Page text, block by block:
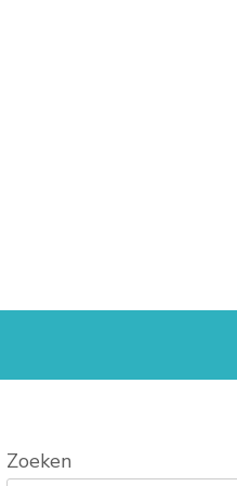
Zoeken